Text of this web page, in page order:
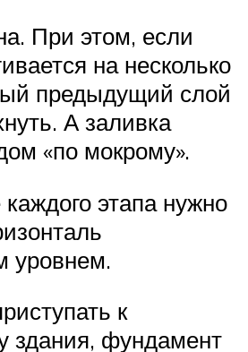
При этом, если
на несколько
предыдущий слой
А заливка
«по мокрому».
этапа нужно
уровнем.
к
здания, фундамент